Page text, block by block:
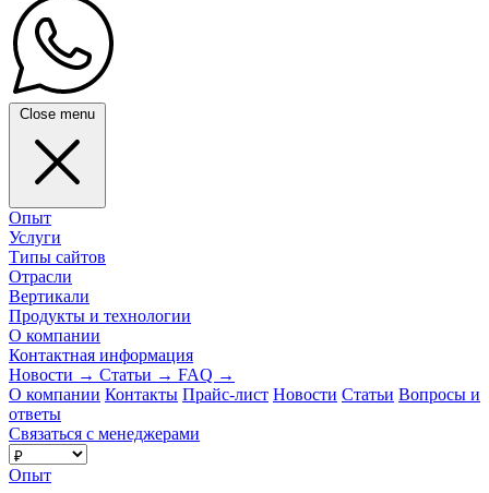
Close menu
Опыт
Услуги
Типы сайтов
Отрасли
Вертикали
Продукты и технологии
О компании
Контактная информация
Новости → Статьи → FAQ →
О компании Контакты Прайс-лист Новости Статьи Вопросы и
ответы
Связаться с менеджерами
Опыт